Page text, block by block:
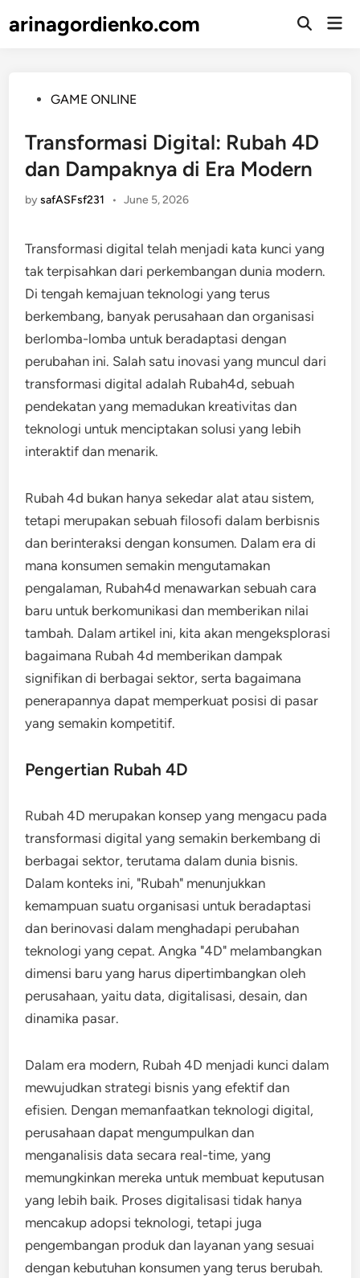
toarinagordienko.com
Open
PostedGAME ONLINE
Transformasi Digital: Rubah 4D
dan Dampaknya di Era Modern
bysafASFsf231 • June 5, 2026
Transformasi digital telah menjadi kata kunci yang
tak terpisahkan dari perkembangan dunia modern.
Di tengah kemajuan teknologi yang terus
berkembang, banyak perusahaan dan organisasi
berlomba-lomba untuk beradaptasi dengan
perubahan ini. Salah satu inovasi yang muncul dari
transformasi digital adalah Rubah4d, sebuah
pendekatan yang memadukan kreativitas dan
teknologi untuk menciptakan solusi yang lebih
interaktif dan menarik.
Rubah 4d bukan hanya sekedar alat atau sistem,
tetapi merupakan sebuah filosofi dalam berbisnis
dan berinteraksi dengan konsumen. Dalam era di
mana konsumen semakin mengutamakan
pengalaman, Rubah4d menawarkan sebuah cara
baru untuk berkomunikasi dan memberikan nilai
tambah. Dalam artikel ini, kita akan mengeksplorasi
bagaimana Rubah 4d memberikan dampak
signifikan di berbagai sektor, serta bagaimana
penerapannya dapat memperkuat posisi di pasar
yang semakin kompetitif.
Pengertian Rubah 4D
Rubah 4D merupakan konsep yang mengacu pada
transformasi digital yang semakin berkembang di
berbagai sektor, terutama dalam dunia bisnis.
Dalam konteks ini, "Rubah" menunjukkan
kemampuan suatu organisasi untuk beradaptasi
dan berinovasi dalam menghadapi perubahan
teknologi yang cepat. Angka "4D" melambangkan
dimensi baru yang harus dipertimbangkan oleh
perusahaan, yaitu data, digitalisasi, desain, dan
dinamika pasar.
Dalam era modern, Rubah 4D menjadi kunci dalam
mewujudkan strategi bisnis yang efektif dan
efisien. Dengan memanfaatkan teknologi digital,
perusahaan dapat mengumpulkan dan
menganalisis data secara real-time, yang
memungkinkan mereka untuk membuat keputusan
yang lebih baik. Proses digitalisasi tidak hanya
mencakup adopsi teknologi, tetapi juga
pengembangan produk dan layanan yang sesuai
dengan kebutuhan konsumen yang terus berubah.